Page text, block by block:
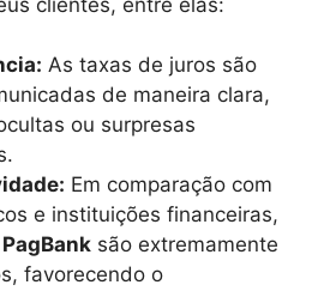
As taxas de juros são
de maneira clara,
ou surpresas
Em comparação com
e instituições financeiras,
PagBank são extremamente
favorecendo o